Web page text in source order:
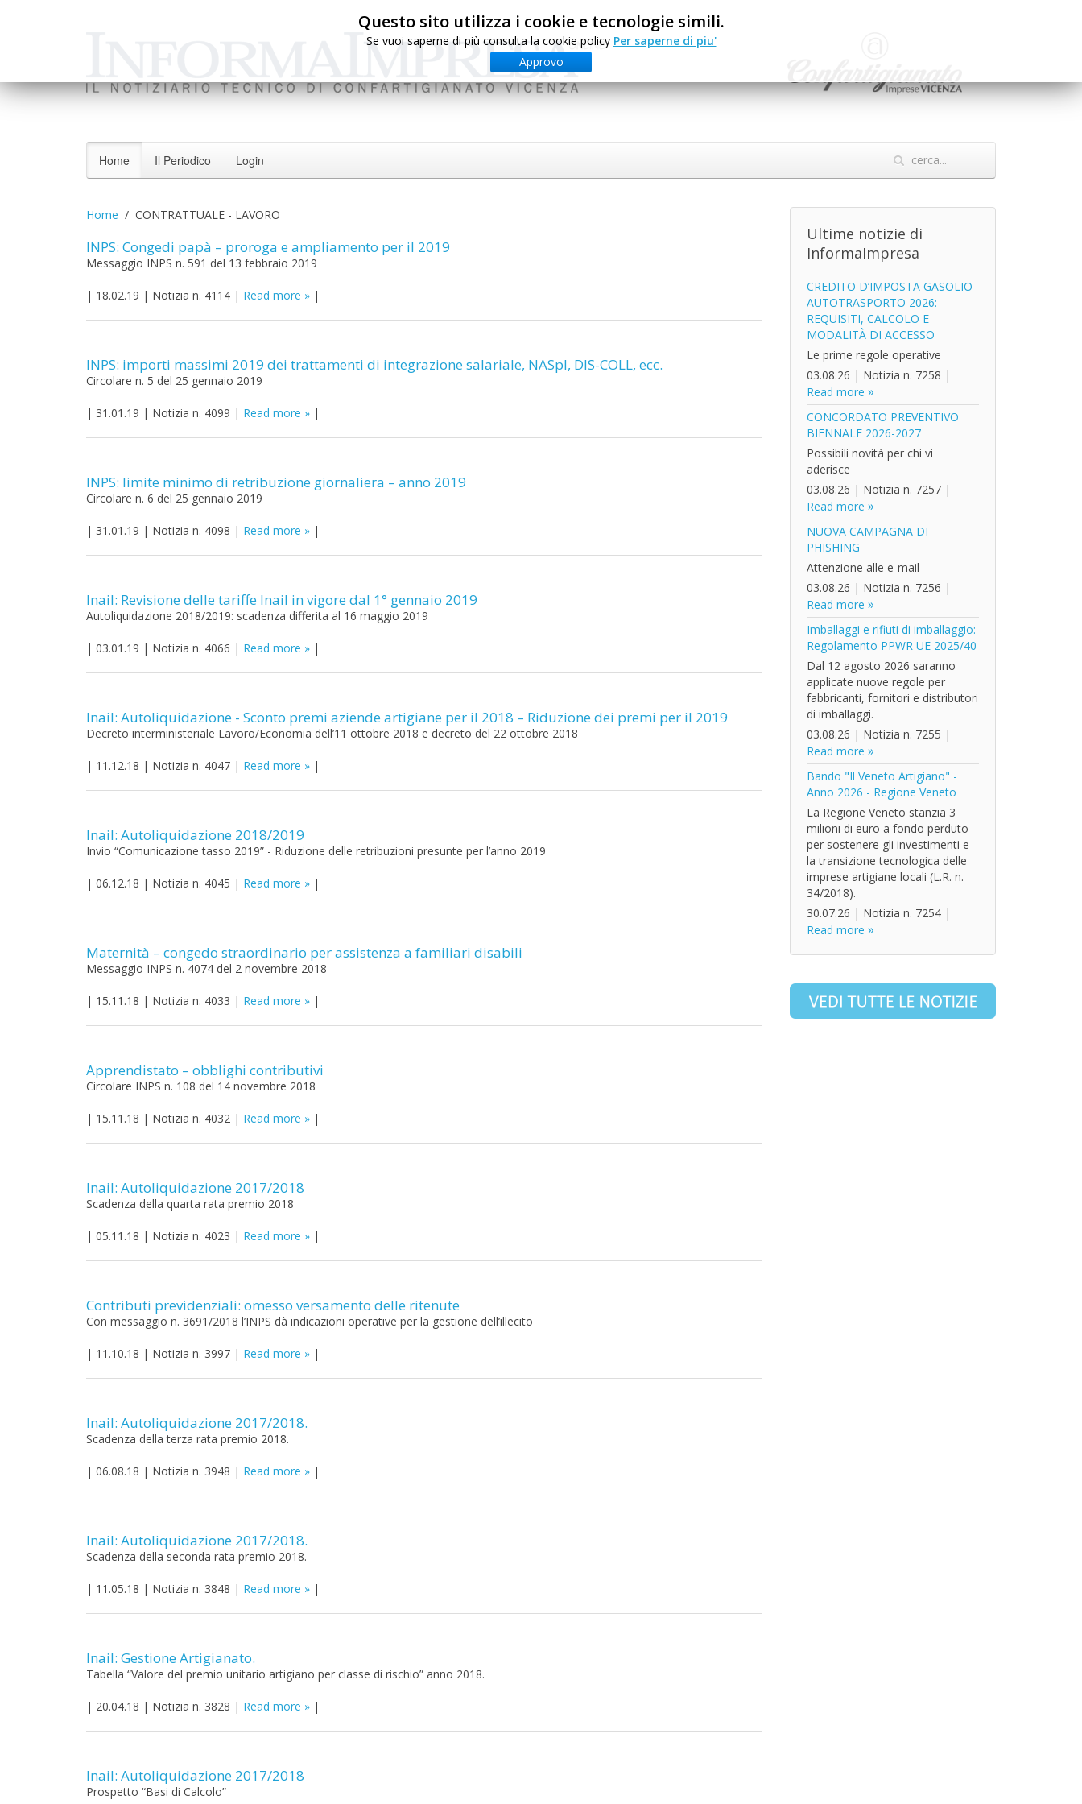
Questo sito utilizza i cookie e tecnologie simili.
Se vuoi saperne di più consulta la cookie policy Per saperne di piu'
Approvo
Home Il Periodico Login
Home CONTRATTUALE - LAVORO
INPS: Congedi papà – proroga e ampliamento per il 2019
Messaggio INPS n. 591 del 13 febbraio 2019
| 18.02.19 | Notizia n. 4114 | Read more |
INPS: importi massimi 2019 dei trattamenti di integrazione salariale, NASpI, DIS-COLL, ecc.
Circolare n. 5 del 25 gennaio 2019
| 31.01.19 | Notizia n. 4099 | Read more |
INPS: limite minimo di retribuzione giornaliera – anno 2019
Circolare n. 6 del 25 gennaio 2019
| 31.01.19 | Notizia n. 4098 | Read more |
Inail: Revisione delle tariffe Inail in vigore dal 1° gennaio 2019
Autoliquidazione 2018/2019: scadenza differita al 16 maggio 2019
| 03.01.19 | Notizia n. 4066 | Read more |
Inail: Autoliquidazione - Sconto premi aziende artigiane per il 2018 – Riduzione dei premi per il 2019
Decreto interministeriale Lavoro/Economia dell’11 ottobre 2018 e decreto del 22 ottobre 2018
| 11.12.18 | Notizia n. 4047 | Read more |
Inail: Autoliquidazione 2018/2019
Invio “Comunicazione tasso 2019” - Riduzione delle retribuzioni presunte per l’anno 2019
| 06.12.18 | Notizia n. 4045 | Read more |
Maternità – congedo straordinario per assistenza a familiari disabili
Messaggio INPS n. 4074 del 2 novembre 2018
| 15.11.18 | Notizia n. 4033 | Read more |
Apprendistato – obblighi contributivi
Circolare INPS n. 108 del 14 novembre 2018
| 15.11.18 | Notizia n. 4032 | Read more |
Inail: Autoliquidazione 2017/2018
Scadenza della quarta rata premio 2018
| 05.11.18 | Notizia n. 4023 | Read more |
Contributi previdenziali: omesso versamento delle ritenute
Con messaggio n. 3691/2018 l’INPS dà indicazioni operative per la gestione dell’illecito
| 11.10.18 | Notizia n. 3997 | Read more |
Inail: Autoliquidazione 2017/2018.
Scadenza della terza rata premio 2018.
| 06.08.18 | Notizia n. 3948 | Read more |
Inail: Autoliquidazione 2017/2018.
Scadenza della seconda rata premio 2018.
| 11.05.18 | Notizia n. 3848 | Read more |
Inail: Gestione Artigianato.
Tabella “Valore del premio unitario artigiano per classe di rischio” anno 2018.
| 20.04.18 | Notizia n. 3828 | Read more |
Inail: Autoliquidazione 2017/2018
Prospetto “Basi di Calcolo”
Ultime notizie di
InformaImpresa
CREDITO D’IMPOSTA GASOLIO
AUTOTRASPORTO 2026:
REQUISITI, CALCOLO E
MODALITÀ DI ACCESSO
Le prime regole operative
03.08.26 | Notizia n. 7258 |
Read more
CONCORDATO PREVENTIVO
BIENNALE 2026-2027
Possibili novità per chi vi
aderisce
03.08.26 | Notizia n. 7257|
Read more
NUOVA CAMPAGNA DI
PHISHING
Attenzione alle e-mail
03.08.26 | Notizia n. 7256 |
Read more
Imballaggi e rifiuti di imballaggio:
Regolamento PPWR UE 2025/40
Dal 12 agosto 2026 saranno
applicate nuove regole per
fabbricanti, fornitori e distributori
di imballaggi.
03.08.26 | Notizia n. 7255 |
Read more
Bando "Il Veneto Artigiano" -
Anno 2026 - Regione Veneto
La Regione Veneto stanzia 3
milioni di euro a fondo perduto
per sostenere gli investimenti e
la transizione tecnologica delle
imprese artigiane locali (L.R. n.
34/2018).
30.07.26 | Notizia n. 7254|
Read more